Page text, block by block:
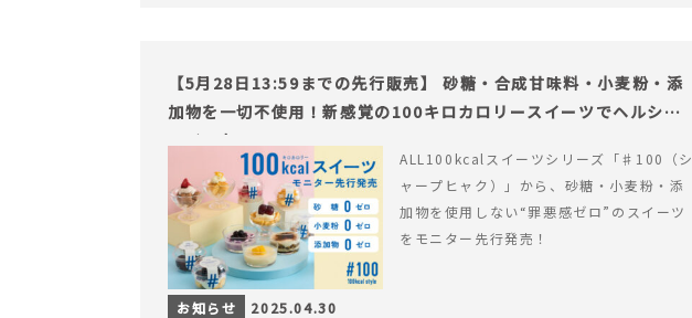
【5月28日13:59までの先行販売】 砂糖・合成甘味料・小麦粉・添
加物を一切不使用！新感覚の100キロカロリースイーツでヘルシー
ライフを。
ALL100kcalスイーツシリーズ「♯100（シ
ャープヒャク）」から、砂糖・小麦粉・添
加物を使用しない“罪悪感ゼロ”のスイーツ
をモニター先行発売！
お知らせ 2025.04.30